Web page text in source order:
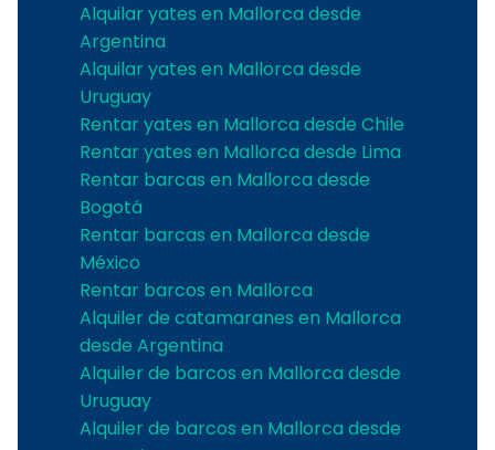
Alquilar yates en Mallorca desde
Argentina
Alquilar yates en Mallorca desde
Uruguay
Rentar yates en Mallorca desde Chile
Rentar yates en Mallorca desde Lima
Rentar barcas en Mallorca desde
Bogotá
Rentar barcas en Mallorca desde
México
Rentar barcos en Mallorca
Alquiler de catamaranes en Mallorca
desde Argentina
Alquiler de barcos en Mallorca desde
Uruguay
Alquiler de barcos en Mallorca desde